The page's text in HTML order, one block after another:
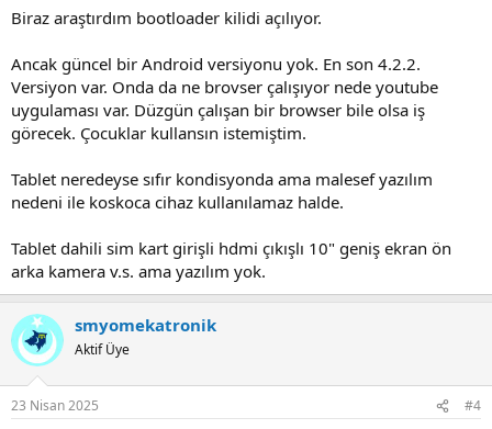
Biraz araştırdım bootloader kilidi açılıyor.
Ancak güncel bir Android versiyonu yok. En son 4.2.2.
Versiyon var. Onda da ne brovser çalışıyor nede youtube
uygulaması var. Düzgün çalışan bir browser bile olsa iş
görecek. Çocuklar kullansın istemiştim.
Tablet neredeyse sıfır kondisyonda ama malesef yazılım
nedeni ile koskoca cihaz kullanılamaz halde.
Tablet dahili sim kart girişli hdmi çıkışlı 10" geniş ekran ön
arka kamera v.s. ama yazılım yok.
smyomekatronik
Aktif Üye
23 Nisan 2025 #4